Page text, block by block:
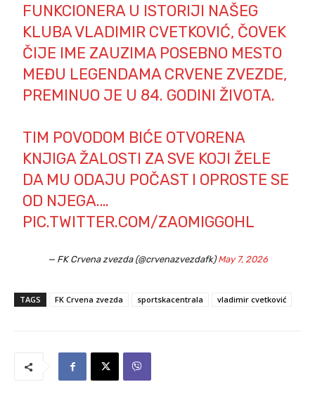
FUNKCIONERA U ISTORIJI NAŠEG
KLUBA VLADIMIR CVETKOVIĆ, ČOVEK
ČIJE IME ZAUZIMA POSEBNO MESTO
MEĐU LEGENDAMA CRVENE ZVEZDE,
PREMINUO JE U 84. GODINI ŽIVOTA.
TIM POVODOM BIĆE OTVORENA
KNJIGA ŽALOSTI ZA SVE KOJI ŽELE
DA MU ODAJU POČAST I OPROSTE SE
OD NJEGA.…
PIC.TWITTER.COM/ZAOMIGGOHL
— FK Crvena zvezda (@crvenazvezdafk)May 7, 2026
TAGS FK Crvena zvezda sportskacentrala vladimir cvetković